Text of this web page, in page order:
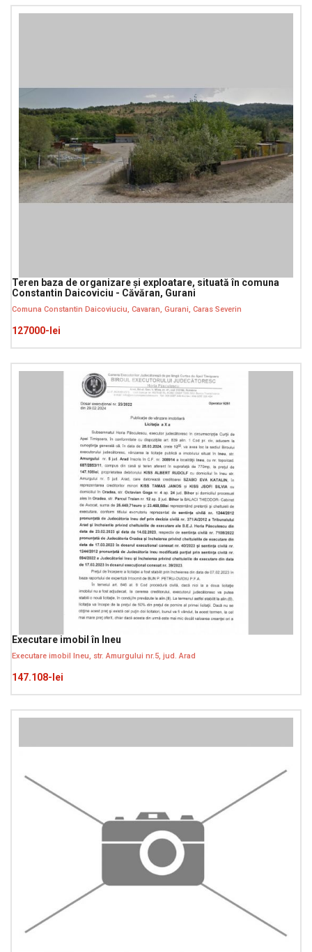
Teren baza de organizare și exploatare, situată în comuna
Constantin Daicoviciu - Căvăran, Gurani
Comuna Constantin Daicoviuciu, Cavaran, Gurani, Caras Severin
127000-lei
Executare imobil în Ineu
Executare imobil Ineu, str. Amurgului nr.5, jud. Arad
147.108-lei